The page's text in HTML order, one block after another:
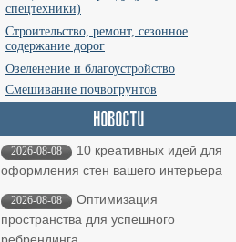
спецтехники)
Строительство, ремонт, сезонное
содержание дорог
Озеленение и благоустройство
Смешивание почвогрунтов
2026-08-08
10 креативных идей для
оформления стен вашего интерьера
2026-08-08
Оптимизация
пространства для успешного